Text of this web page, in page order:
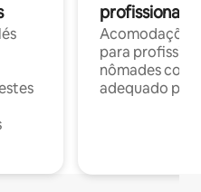
profissionais
para
nômades com
adequado